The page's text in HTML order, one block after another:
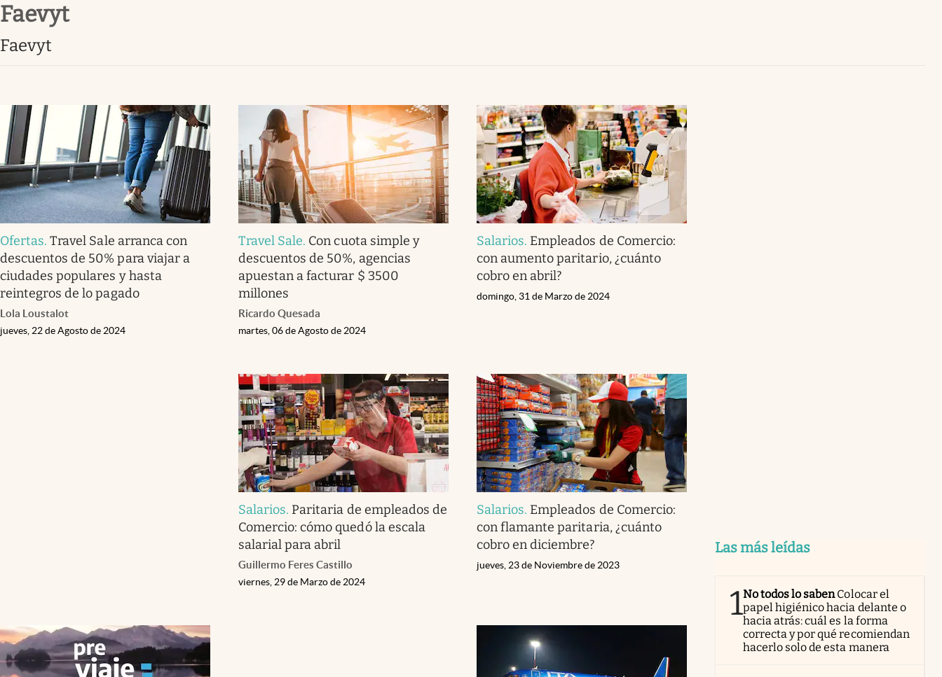
Infotechnology
Eventos Corporativos
El Cronista Studio
Mediakit
abre en nueva pestaña
Faevyt
Faevyt
Ofertas.Travel Sale arranca con
descuentos de 50% para viajar a
ciudades populares y hasta
reintegros de lo pagado
Lola Loustalot
jueves, 22 de Agosto de 2024
Travel Sale. Con cuota simple y
descuentos de 50%, agencias
apuestan a facturar $ 3500
millones
Ricardo Quesada
martes, 06 de Agosto de 2024
Salarios. Empleados de Comercio:
con aumento paritario, ¿cuánto
cobro en abril?
domingo, 31 de Marzo de 2024
Salarios. Paritaria de empleados de
Comercio: cómo quedó la escala
salarial para abril
Guillermo Feres Castillo
viernes, 29 de Marzo de 2024
Salarios. Empleados de Comercio:
con flamante paritaria, ¿cuánto
cobro en diciembre?
jueves, 23 de Noviembre de 2023
Las más leídas
1No todos lo sabenColocar el
papel higiénico hacia delante o
hacia atrás: cuál es la forma
correcta y por qué recomiendan
hacerlo solo de esta manera